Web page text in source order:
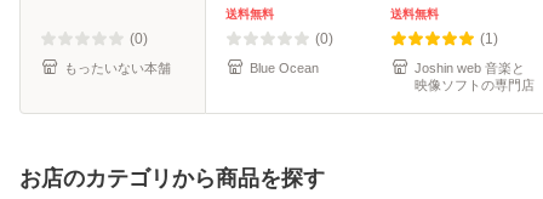
(0)
もったいない本舗
送料無料
(0)
Blue Ocean
送料無料
(1)
Joshin web 音楽と
映像ソフトの専門店
お店のカテゴリから商品を探す